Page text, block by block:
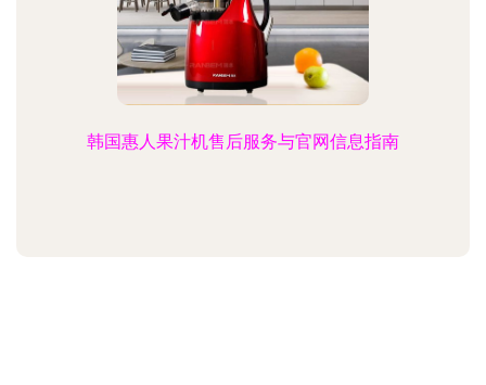
韩国惠人果汁机售后服务与官网信息指南